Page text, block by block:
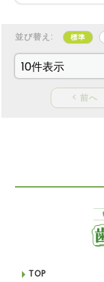
並び替え: 標準
< 前へ
TOP